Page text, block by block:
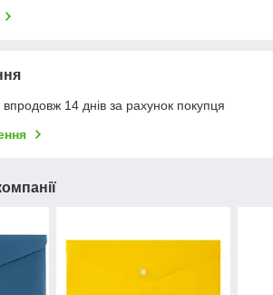
14 днів за рахунок покупця